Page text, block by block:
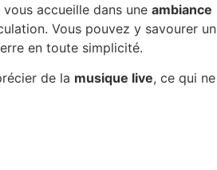
vous accueille dans une ambiance
Vous pouvez y savourer un
en toute simplicité.
de la musique live, ce qui ne